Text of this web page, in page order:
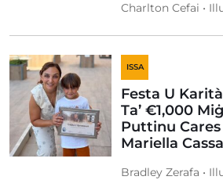
Charlton Cefai •
ISSA
Festa U
Ta’ €1,000
Puttinu
Mariella
Bradley Zerafa •